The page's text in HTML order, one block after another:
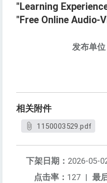
"Learning
"Free Online Audio-
发布单位
相关附件
1150003529.pdf
下架日期： 2026-05-
最
点击率： 127 |